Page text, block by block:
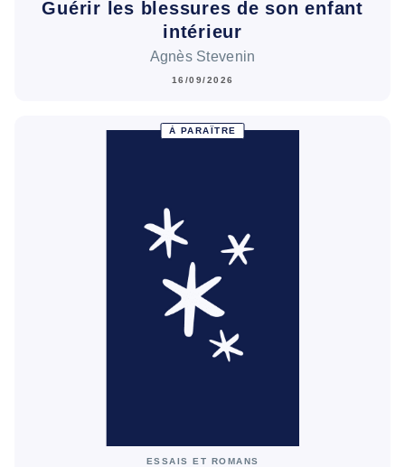
Guérir les blessures de son enfant
intérieur
Agnès Stevenin
16/09/2026
À PARAÎTRE
ESSAIS ET ROMANS